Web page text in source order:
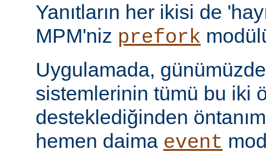
Yanıtların her ikisi de
MPM'niz prefork
Uygulamada,
sistemlerinin tümü bu iki
desteklediğinden
hemen daima event